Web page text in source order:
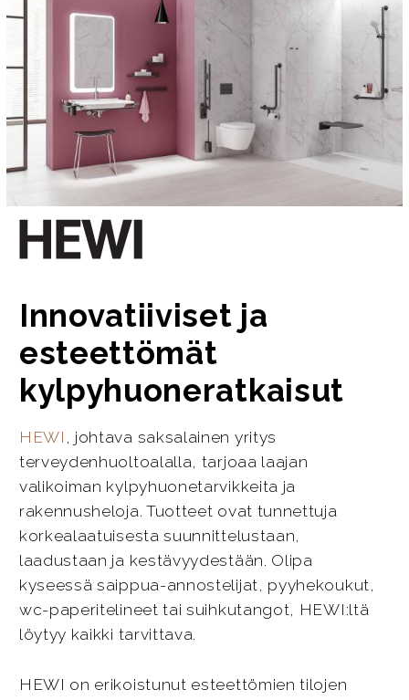
Innovatiiviset ja
esteettömät
kylpyhuoneratkaisut
HEWI , johtava saksalainen yritys
terveydenhuoltoalalla, tarjoaa laajan
valikoiman kylpyhuonetarvikkeita ja
rakennusheloja. Tuotteet ovat tunnettuja
korkealaatuisesta suunnittelustaan,
laadustaan ja kestävyydestään. Olipa
kyseessä saippua-annostelijat, pyyhekoukut,
wc-paperitelineet tai suihkutangot, HEWI:ltä
löytyy kaikki tarvittava.
HEWI on erikoistunut esteettömien tilojen